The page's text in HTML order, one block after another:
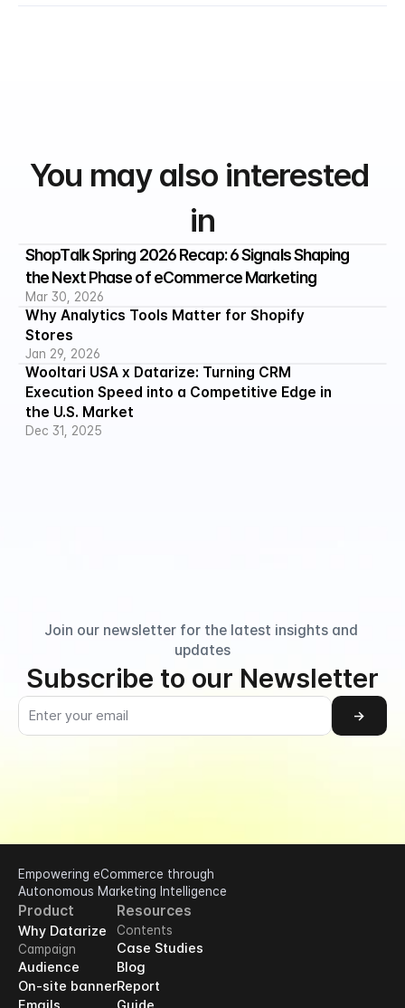
You may also interested
in
ShopTalk Spring 2026 Recap: 6 Signals Shaping
the Next Phase of eCommerce Marketing
Mar 30, 2026
Why Analytics Tools Matter for Shopify
Stores
Jan 29, 2026
Wooltari USA x Datarize: Turning CRM
Execution Speed into a Competitive Edge in
the U.S. Market
Dec 31, 2025
Join our newsletter for the latest insights and
updates
Subscribe to our Newsletter
→
Empowering eCommerce through
Autonomous Marketing Intelligence
Product
Why Datarize
Campaign
Audience
On-site banner
Resources
Contents
Case Studies
Blog
Report